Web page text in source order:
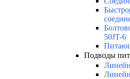
50JT-6
Подводы